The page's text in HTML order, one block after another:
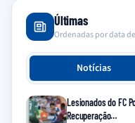
Últimas
Ordenadas por data
Notícias
Lesionados do FC
Recuperação…